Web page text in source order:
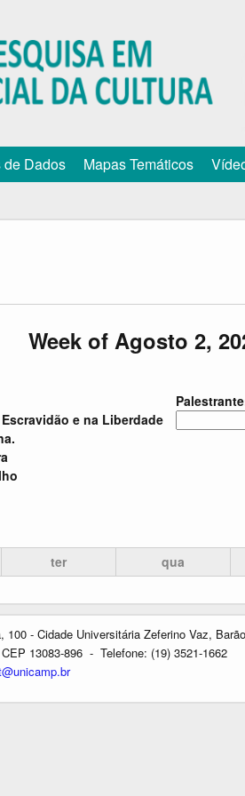
para
o
conteúdo
de Dados Mapas Temáticos
Week of Agosto 2,
e na Liberdade
ter qua
- Cidade Universitária Zeferino Vaz,
13083-896 - Telefone: (19) 3521-1662